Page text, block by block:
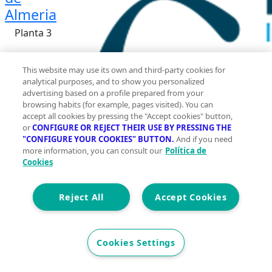
Almeria
Planta 3
70 m 2
Construidos
2
Et. Energética
Cons. G
34.000 €
🏢 Oportunidad única para adquirir un encantador
This website may use its own and third-party cookies for
analytical purposes, and to show you personalized
advertising based on a profile prepared from your
browsing habits (for example, pages visited). You can
accept all cookies by pressing the "Accept cookies" button,
orCONFIGURE OR REJECT THEIR USE BY PRESSING THE
"CONFIGURE YOUR COOKIES" BUTTON. And if you need
more information, you can consult our Política de
Cookies
Accept Cookies
Reject All
Cookies Settings